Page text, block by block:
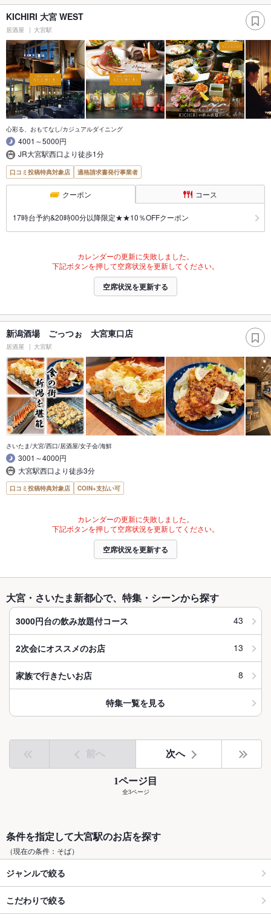
KICHIRI 大宮 WEST
居酒屋 大宮駅
心彩る、おもてなし/カジュアルダイニング
4001～5000円
JR大宮駅西口より徒歩1分
口コミ投稿特典対象店 適格請求書発行事業者
クーポン コース
17時台予約&20時00分以降限定★★10％OFFクーポン
カレンダーの更新に失敗しました。
下記ボタンを押して空席状況を更新してください。
空席状況を更新する
新潟酒場 ごっつぉ 大宮東口店
居酒屋 大宮駅
さいたま/大宮/西口/居酒屋/女子会/海鮮
3001～4000円
大宮駅西口より徒歩3分
口コミ投稿特典対象店 COIN+支払い可
カレンダーの更新に失敗しました。
下記ボタンを押して空席状況を更新してください。
空席状況を更新する
大宮・さいたま新都心で、特集・シーンから探す
3000円台の飲み放題付コース 43
2次会にオススメのお店 13
家族で行きたいお店 8
特集一覧を見る
前へ 次へ
1ページ目
全3ページ
条件を指定して大宮駅のお店を探す
（現在の条件：そば）
ジャンルで絞る
こだわりで絞る